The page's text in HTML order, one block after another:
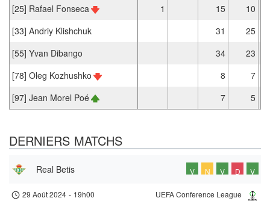
[25] Rafael Fonseca 1 15
10
[33] Andriy Klishchuk
31
25
[55] Yvan Dibango
34
23
[78] Oleg Kozhushko
8
7
[97] Jean Morel Poé
7 5
DERNIERS MATCHS
Real Betis V N V D V
UEFA Conference League
29 Août 2024 - 19h00